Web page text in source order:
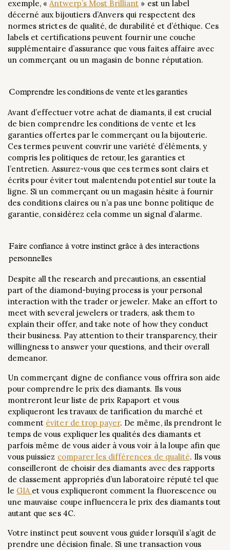
exemple, «Antwerp’s Most Brilliant » est un label
décerné aux bijoutiers d’Anvers qui respectent des
normes strictes de qualité, de durabilité et d’éthique. Ces
labels et certifications peuvent fournir une couche
supplémentaire d’assurance que vous faites affaire avec
un commerçant ou un magasin de bonne réputation.
Comprendre les conditions de vente et les garanties
Avant d’effectuer votre achat de diamants, il est crucial
de bien comprendre les conditions de vente et les
garanties offertes par le commerçant ou la bijouterie.
Ces termes peuvent couvrir une variété d’éléments, y
compris les politiques de retour, les garanties et
l’entretien. Assurez-vous que ces termes sont clairs et
écrits pour éviter tout malentendu potentiel sur toute la
ligne. Si un commerçant ou un magasin hésite à fournir
des conditions claires ou n’a pas une bonne politique de
garantie, considérez cela comme un signal d’alarme.
Faire confiance à votre instinct grâce à des interactions
personnelles
Despite all the research and precautions, an essential
part of the diamond-buying process is your personal
interaction with the trader or jeweler. Make an effort to
meet with several jewelers or traders, ask them to
explain their offer, and take note of how they conduct
their business. Pay attention to their transparency, their
willingness to answer your questions, and their overall
demeanor.
Un commerçant digne de confiance vous offrira son aide
pour comprendre le prix des diamants. Ils vous
montreront leur liste de prix Rapaport et vous
expliqueront les travaux de tarification du marché et
comment éviter de trop payer. De même, ils prendront le
temps de vous expliquer les qualités des diamants et
parfois même de vous aider à vous voir à la loupe afin que
vous puissiez comparer les différences de qualité. Ils vous
conseilleront de choisir des diamants avec des rapports
de classement appropriés d’un laboratoire réputé tel que
le GIA et vous expliqueront comment la fluorescence ou
une mauvaise coupe influencera le prix des diamants tout
autant que ses 4C.
Votre instinct peut souvent vous guider lorsqu’il s’agit de
prendre une décision finale. Si une transaction vous